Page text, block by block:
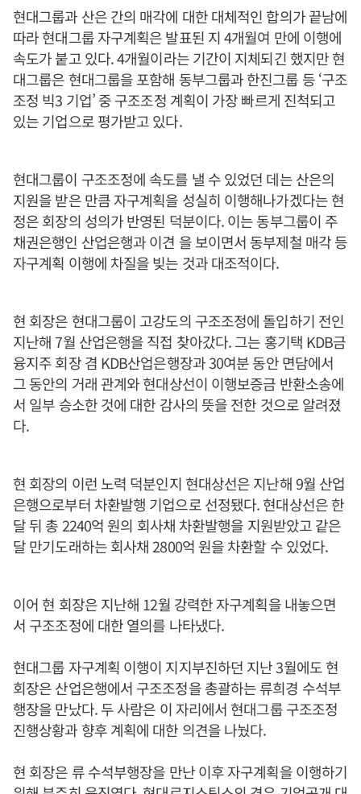
현대그룹과 산은 간의 매각에 대한 대체적인 합의가 끝남에
따라 현대그룹 자구계획은 발표된 지 4개월여 만에 이행에
속도가 붙고 있다. 4개월이라는 기간이 지체되긴 했지만 현
대그룹은 현대그룹을 포함해 동부그룹과 한진그룹 등 ‘구조
조정 빅3 기업’ 중 구조조정 계획이 가장 빠르게 진척되고
있는 기업으로 평가받고 있다.
현대그룹이 구조조정에 속도를 낼 수 있었던 데는 산은의
지원을 받은 만큼 자구계획을 성실히 이행해나가겠다는 현
정은 회장의 성의가 반영된 덕분이다. 이는 동부그룹이 주
채권은행인 산업은행과 이견 을 보이면서 동부제철 매각 등
자구계획 이행에 차질을 빚는 것과 대조적이다.
현 회장은 현대그룹이 고강도의 구조조정에 돌입하기 전인
지난해 7월 산업은행을 직접 찾아갔다. 그는 홍기택 KDB금
융지주 회장 겸 KDB산업은행장과 30여분 동안 면담에서
그 동안의 거래 관계와 현대상선이 이행보증금 반환소송에
서 일부 승소한 것에 대한 감사의 뜻을 전한 것으로 알려졌
다.
현 회장의 이런 노력 덕분인지 현대상선은 지난해 9월 산업
은행으로부터 차환발행 기업으로 선정됐다. 현대상선은 한
달 뒤 총 2240억 원의 회사채 차환발행을 지원받았고 같은
달 만기도래하는 회사채 2800억 원을 차환할 수 있었다.
이어 현 회장은 지난해 12월 강력한 자구계획을 내놓으면
서 구조조정에 대한 열의를 나타냈다.
현대그룹 자구계획 이행이 지지부진하던 지난 3월에도 현
회장은 산업은행에서 구조조정을 총괄하는 류희경 수석부
행장을 만났다. 두 사람은 이 자리에서 현대그룹 구조조정
진행상황과 향후 계획에 대한 의견을 나눴다.
현 회장은 류 수석부행장을 만난 이후 자구계획을 이행하기